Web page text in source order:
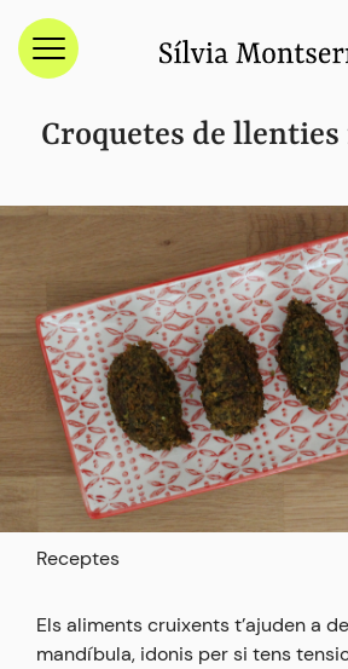
Menú
Croquetes de
Receptes
Els aliments cruixents t’ajuden a
mandíbula, idonis per si tens